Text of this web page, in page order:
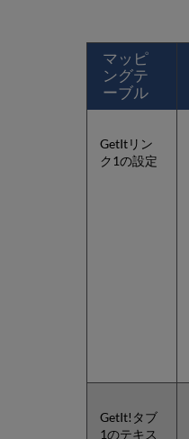
マッピ
ングテ
ーブル
GetItリン
ク1の設定
GetIt!タブ
1のテキス